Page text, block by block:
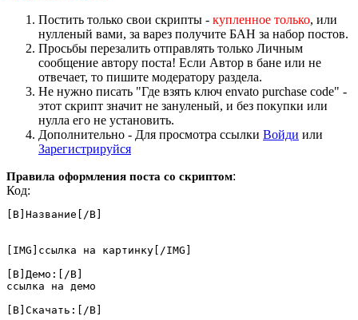
Постить только свои скрипты - купленное только, или
нулленый вами, за варез получите БАН за набор постов.
Просьбы перезалить отправлять только Личным
сообщение автору поста! Если Автор в бане или не
отвечает, то пишите модератору раздела.
Не нужно писать "Где взять ключ envato purchase code" -
этот скрипт значит не зануленый, и без покупки или
нулла его не установить.
Дополнительно - Для просмотра ссылки Войди или
Зарегистрируйся
Правила оформления поста со скриптом:
Код:
[B]Название[/B]
[IMG]ссылка на картинку[/IMG]
[B]Демо:[/B]
ссылка на демо
[B]Скачать:[/B]